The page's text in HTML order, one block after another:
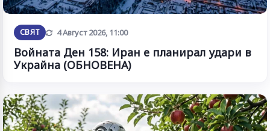
СВЯТ Обновена
4 Август 2026, 11:00
Войната Ден 158: Иран е планирал удари в
Украйна (ОБНОВЕНА)